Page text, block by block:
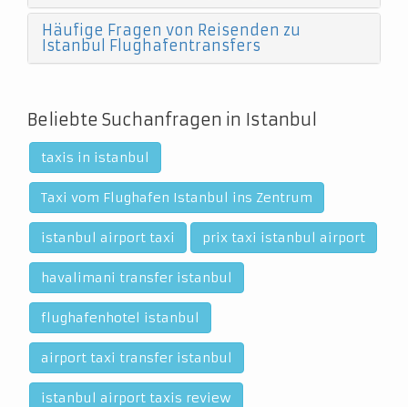
Häufige Fragen von Reisenden zu
Istanbul Flughafentransfers
Beliebte Suchanfragen in Istanbul
taxis in istanbul
Taxi vom Flughafen Istanbul ins Zentrum
istanbul airport taxi prix taxi istanbul airport
havalimani transfer istanbul
flughafenhotel istanbul
airport taxi transfer istanbul
istanbul airport taxis review